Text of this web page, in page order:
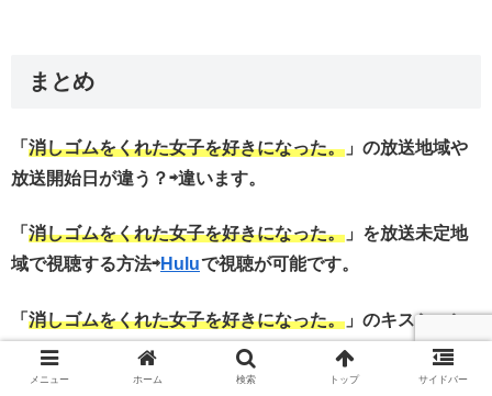
まとめ
「 消しゴムをくれた女子を好きになった。 」の放送地域や
放送開始日が違う？⇨違います。
「 消しゴムをくれた女子を好きになった。 」を放送未定地
域で視聴する方法⇨Huluで視聴が可能です。
「 消しゴムをくれた女子を好きになった。 」のキスシーン
やベッドシーンはある？⇨あります。
メニュー ホーム 検索 トップ サイドバー